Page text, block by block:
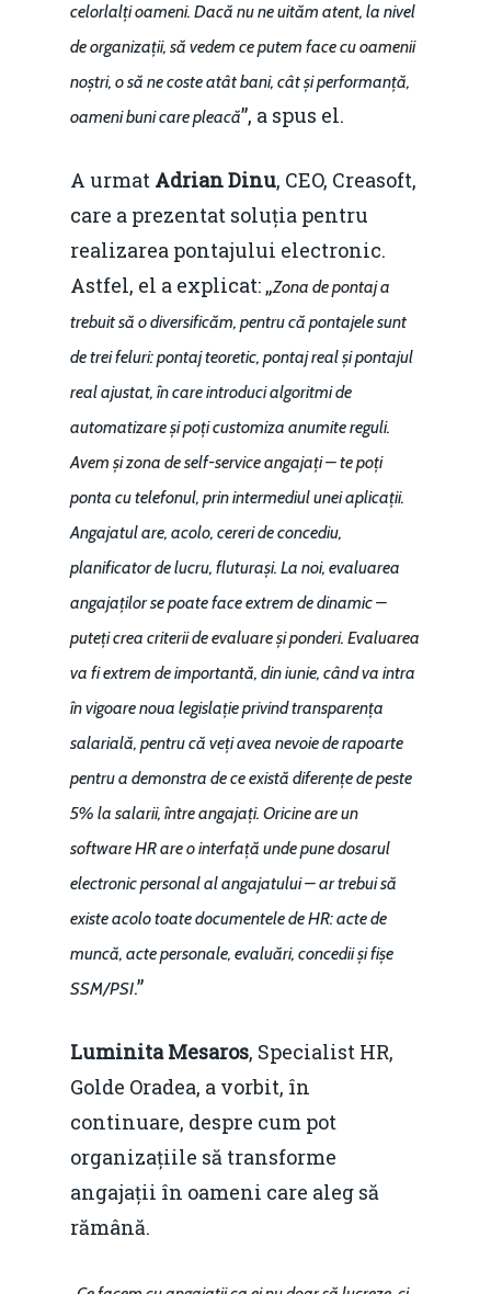
celorlalți oameni. Dacă nu ne uităm atent, la nivel
de organizații, să vedem ce putem face cu oamenii
noștri, o să ne coste atât bani, cât și performanță,
oameni buni care pleacă”, a spus el.
A urmat Adrian Dinu, CEO, Creasoft,
care a prezentat soluția pentru
realizarea pontajului electronic.
Astfel, el a explicat: „Zona de pontaj a
trebuit să o diversificăm, pentru că pontajele sunt
de trei feluri: pontaj teoretic, pontaj real și pontajul
real ajustat, în care introduci algoritmi de
automatizare și poți customiza anumite reguli.
Avem și zona de self-service angajați – te poți
ponta cu telefonul, prin intermediul unei aplicații.
Angajatul are, acolo, cereri de concediu,
planificator de lucru, fluturași. La noi, evaluarea
angajaților se poate face extrem de dinamic –
puteți crea criterii de evaluare și ponderi. Evaluarea
va fi extrem de importantă, din iunie, când va intra
în vigoare noua legislație privind transparența
salarială, pentru că veți avea nevoie de rapoarte
pentru a demonstra de ce există diferențe de peste
5% la salarii, între angajați. Oricine are un
software HR are o interfață unde pune dosarul
electronic personal al angajatului – ar trebui să
existe acolo toate documentele de HR: acte de
muncă, acte personale, evaluări, concedii și fișe
SSM/PSI.”
Luminita Mesaros, Specialist HR,
Golde Oradea, a vorbit, în
continuare, despre cum pot
organizațiile să transforme
angajații în oameni care aleg să
rămână.